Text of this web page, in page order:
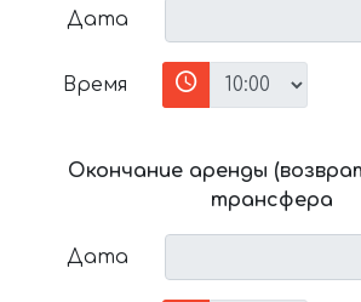
Дата
Время
Окончание аренды
трансфера
Дата